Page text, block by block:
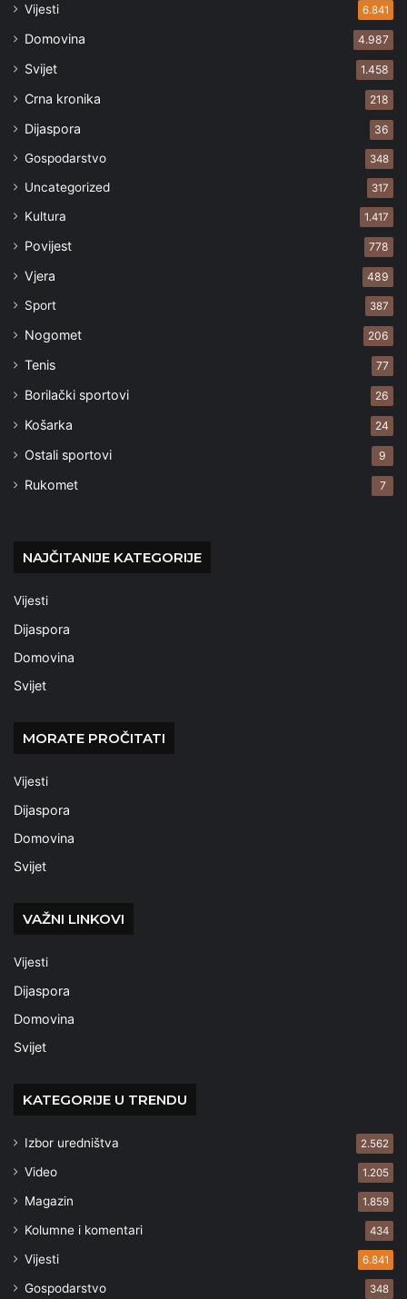
Vijesti 6.841
Domovina 4.987
Svijet 1.458
Crna kronika 218
Dijaspora 36
Gospodarstvo 348
Uncategorized 317
Kultura 1.417
Povijest 778
Vjera 489
Sport 387
Nogomet 206
Tenis 77
Borilački sportovi 26
Košarka 24
Ostali sportovi 9
Rukomet 7
NAJČITANIJE KATEGORIJE
Vijesti
Dijaspora
Domovina
Svijet
MORATE PROČITATI
Vijesti
Dijaspora
Domovina
Svijet
VAŽNI LINKOVI
Vijesti
Dijaspora
Domovina
Svijet
KATEGORIJE U TRENDU
Izbor uredništva 2.562
Video 1.205
Magazin 1.859
Kolumne i komentari 434
Vijesti 6.841
Gospodarstvo 348